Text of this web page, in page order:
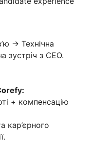
→ Технічна
зустріч з СЕО.
+ компенсацію
кар’єрного